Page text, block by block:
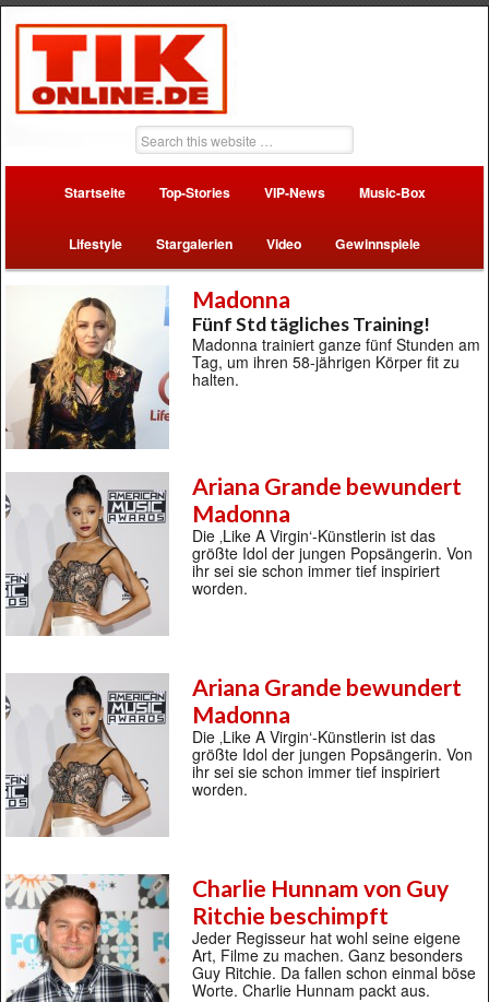
Startseite Top-Stories VIP-News Music-Box
Lifestyle Stargalerien Video Gewinnspiele
Madonna
Fünf Std tägliches Training!
Madonna trainiert ganze fünf Stunden am
Tag, um ihren 58-jährigen Körper fit zu
halten.
Ariana Grande bewundert
Madonna
Die ‚Like A Virgin‘-Künstlerin ist das
größte Idol der jungen Popsängerin. Von
ihr sei sie schon immer tief inspiriert
worden.
Ariana Grande bewundert
Madonna
Die ‚Like A Virgin‘-Künstlerin ist das
größte Idol der jungen Popsängerin. Von
ihr sei sie schon immer tief inspiriert
worden.
Charlie Hunnam von Guy
Ritchie beschimpft
Jeder Regisseur hat wohl seine eigene
Art, Filme zu machen. Ganz besonders
Guy Ritchie. Da fallen schon einmal böse
Worte. Charlie Hunnam packt aus.